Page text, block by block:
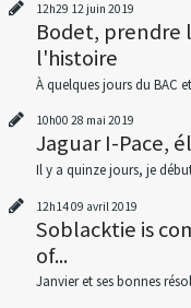
12h29 12 juin 2019
Bodet, prendre
l'histoire
À quelques jours du BAC
10h00 28 mai 2019
Jaguar I-Pace,
Il y a quinze jours, je
12h1409 avril 2019
Soblacktie is
of...
Janvier et ses bonnes